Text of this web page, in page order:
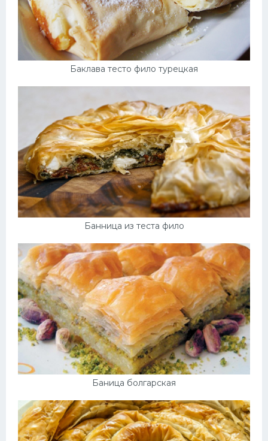
Баклава тесто фило турецкая
Банница из теста фило
Баница болгарская